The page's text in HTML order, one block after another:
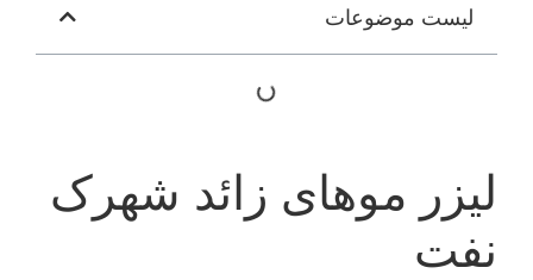
لیست موضوعات
لیزر موهای زائد شهرک
نفت